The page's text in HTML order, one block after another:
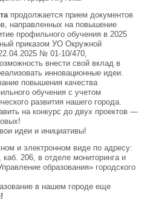
продолжается прием документов
направленных на повышение
профильного обучения в 2025
приказом УО Окружной
№ 01-10/470,
внести свой вклад в
инновационные идеи.
повышения качества
обучения с учетом
развития нашего города.
на конкурс до двух проектов —
идеи и инициативы!
и электронном виде по адресу:
206, в отделе мониторинга и
образования» городского
в нашем городе еще